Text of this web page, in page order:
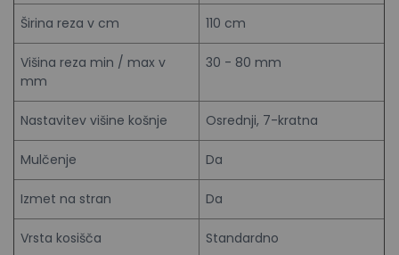
Širina reza v cm 110 cm
Višina reza min / max v
mm
30 - 80 mm
Nastavitev višine košnje Osrednji, 7-kratna
Mulčenje Da
Izmet na stran Da
Vrsta kosišča Standardno